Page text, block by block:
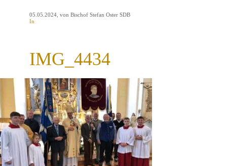
05.05.2024 , von Bischof Stefan Oster SDB
In
IMG_4434